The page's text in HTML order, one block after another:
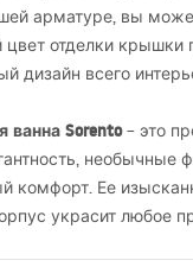
арматуре, вы
цвет отделки крышки
дизайн всего
Sorento– это
необычные
комфорт. Ее
украсит любое